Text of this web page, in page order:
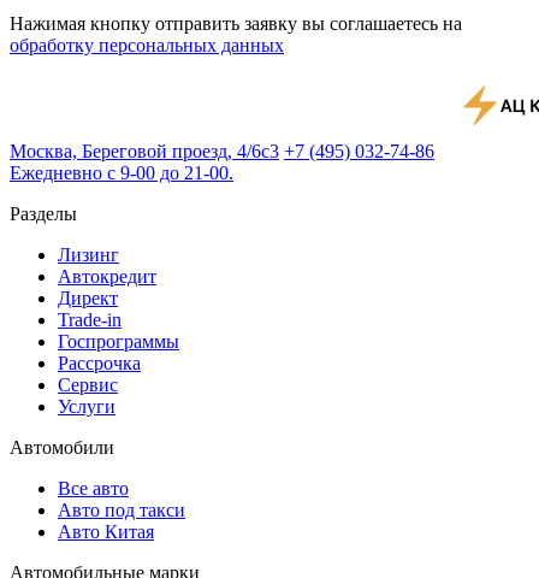
Нажимая кнопку отправить заявку вы соглашаетесь на
обработку персональных данных
Москва, Береговой проезд, 4/6с3 +7 (495) 032-74-86
Ежедневно с 9-00 до 21-00.
Разделы
Лизинг
Автокредит
Директ
Trade-in
Госпрограммы
Рассрочка
Сервис
Услуги
Автомобили
Все авто
Авто под такси
Авто Китая
Автомобильные марки